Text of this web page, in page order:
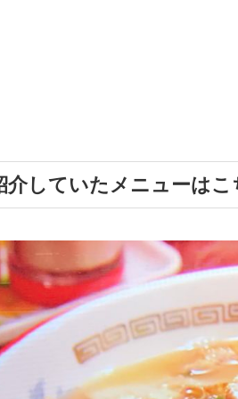
介していたメニューはこ